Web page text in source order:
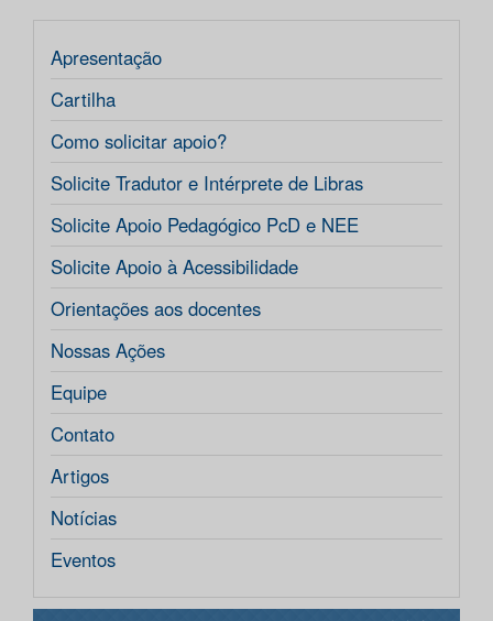
Apresentação
Cartilha
Como solicitar apoio?
Solicite Tradutor e Intérprete de Libras
Solicite Apoio Pedagógico PcD e NEE
Solicite Apoio à Acessibilidade
Orientações aos docentes
Nossas Ações
Equipe
Contato
Artigos
Notícias
Eventos